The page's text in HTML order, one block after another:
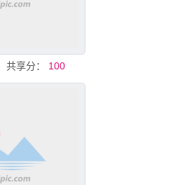
共享分： 100